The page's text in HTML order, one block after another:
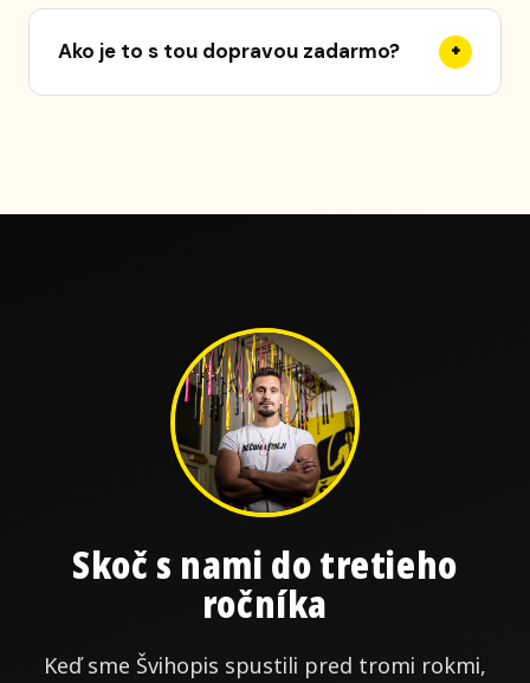
Zemeguľa ide naživo1. júna 2026. Naživo
načítavame
#svihopis
z Instagramu a každých
pár hodín pridávame nové príspevky. Tvoj
reels by sa mal objaviť do 24 hodín.
Ako je to s tou dopravou zadarmo? +
Skoč s nami do tretieho
ročníka
Keď sme Švihopis spustili pred tromi rokmi,